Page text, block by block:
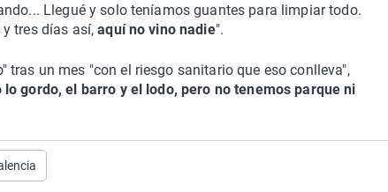
Llegué y solo teníamos guantes para limpiar todo.
y tres días así,aquí no vino nadie".
un mes "con el riesgo sanitario que eso conlleva",
lo gordo, el barro y el lodo, pero no tenemos parque ni